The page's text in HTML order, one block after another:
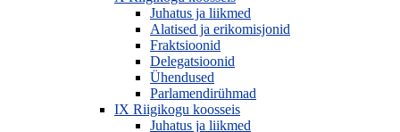
Juhatus ja liikmed
Alatised ja erikomisjonid
Fraktsioonid
Delegatsioonid
Ühendused
Parlamendirühmad
IX Riigikogu koosseis
Juhatus ja liikmed